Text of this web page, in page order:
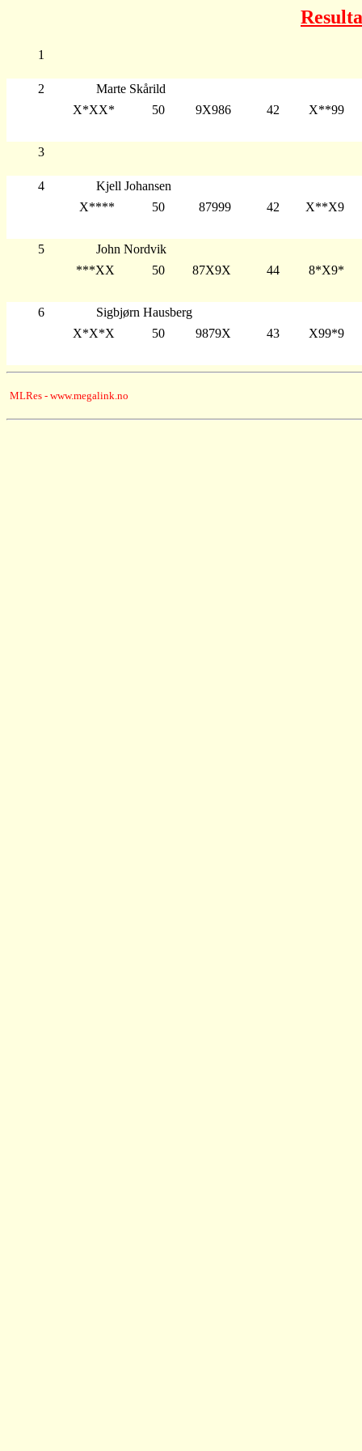
1
2
Marte Skårild
X*XX*
50 9X986 42 X**99
3
4
Kjell Johansen
X****
50 87999 42 X**X9
5
John Nordvik
***XX
50 87X9X 44 8*X9*
6
Sigbjørn Hausberg
X*X*X
50 9879X 43 X99*9
MLRes - www.megalink.no